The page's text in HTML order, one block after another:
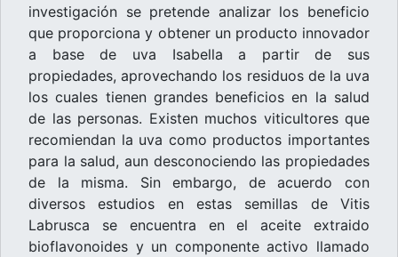
investigación se pretende analizar los beneficio
que proporciona y obtener un producto innovador
a base de uva Isabella a partir de sus
propiedades, aprovechando los residuos de la uva
los cuales tienen grandes beneficios en la salud
de las personas. Existen muchos viticultores que
recomiendan la uva como productos importantes
para la salud, aun desconociendo las propiedades
de la misma. Sin embargo, de acuerdo con
diversos estudios en estas semillas de Vitis
Labrusca se encuentra en el aceite extraido
bioflavonoides y un componente activo llamado